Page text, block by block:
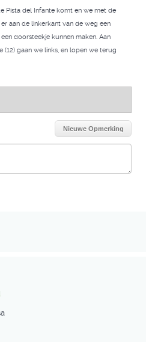
Pista del Infante komt en we met de
aan de linkerkant van de weg een
doorsteekje kunnen maken. Aan
(12) gaan we links, en lopen we terug
Nieuwe Opmerking